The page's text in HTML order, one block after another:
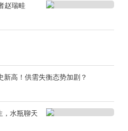
赵瑞畦
新高！供需失衡态势加剧？
，水瓶聊天